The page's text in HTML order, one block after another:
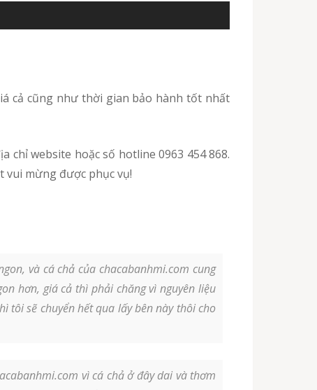
vui mừng được phục vụ!
và cá chả của chacabanhmi.com cung
hơn, giá cả thì phải chăng vì nguyên liệu
tôi sẽ chuyển hết qua lấy bên này thôi cho
vì cá chả ở đây dai và thơm